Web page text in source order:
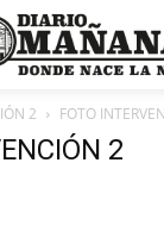
2 FOTO
2